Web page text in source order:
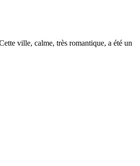
ville, calme, très romantique, a été un